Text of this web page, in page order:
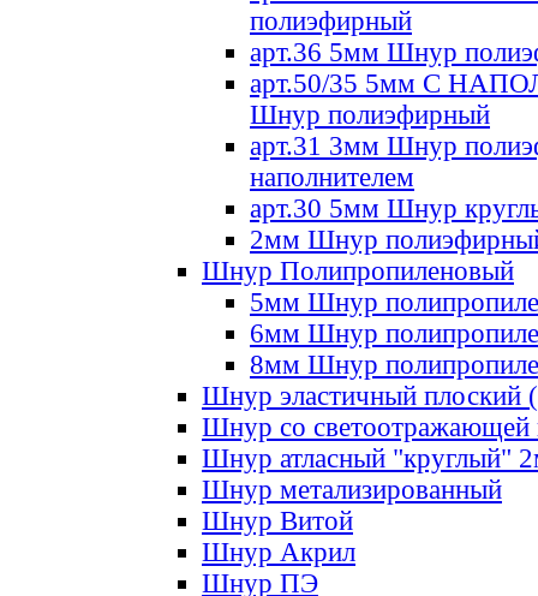
полиэфирный
арт.36 5мм Шнур
арт.50/35 5мм С
Шнур полиэфирный
арт.31 3мм Шнур
наполнителем
арт.30 5мм Шнур
2мм Шнур
Шнур Полипропиленовый
5мм Шнур
6мм Шнур
8мм Шнур
Шнур эластичный плоский
Шнур со светоотражающей
Шнур атласный "круглый"
Шнур метализированный
Шнур Витой
Шнур Акрил
Шнур ПЭ